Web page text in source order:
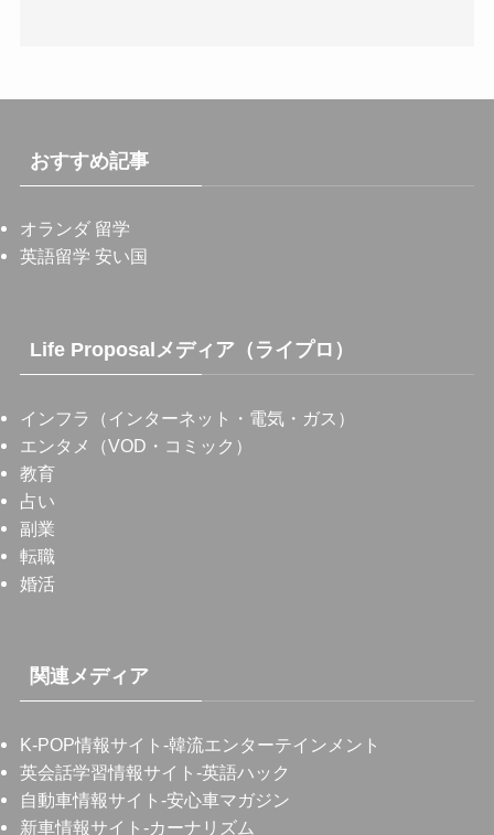
おすすめ記事
オランダ 留学
英語留学 安い国
Life Proposalメディア（ライプロ）
インフラ（インターネット・電気・ガス）
エンタメ（VOD・コミック）
教育
占い
副業
転職
婚活
関連メディア
K-POP情報サイト -韓流エンターテインメント
英会話学習情報サイト -英語ハック
自動車情報サイト -安心車マガジン
新車情報サイト -カーナリズム